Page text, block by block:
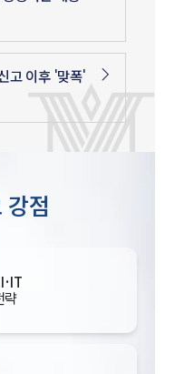
고 이후 '맞폭'
강점
략